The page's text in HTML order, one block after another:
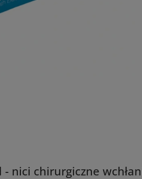
- nici chirurgiczne